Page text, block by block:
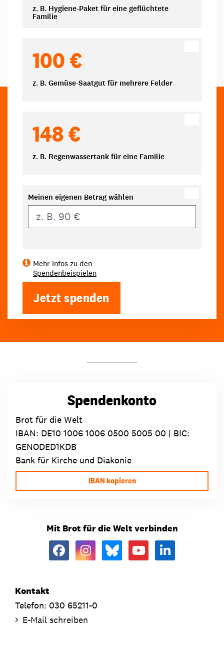
z. B. Hygiene-Paket für eine geflüchtete
Familie
100 €
z. B. Gemüse-Saatgut für mehrere Felder
148 €
z. B. Regenwassertank für eine Familie
Meinen eigenen Betrag wählen
Mehr Infos zu den
Spendenbeispielen
Jetzt spenden
Spendenkonto
Brot für die Welt
IBAN: DE10 1006 1006 0500 5005 00 | BIC:
GENODED1KDB
Bank für Kirche und Diakonie
IBAN kopieren
Mit Brot für die Welt verbinden
Kontakt
Telefon: 030 65211-0
E-Mail schreiben